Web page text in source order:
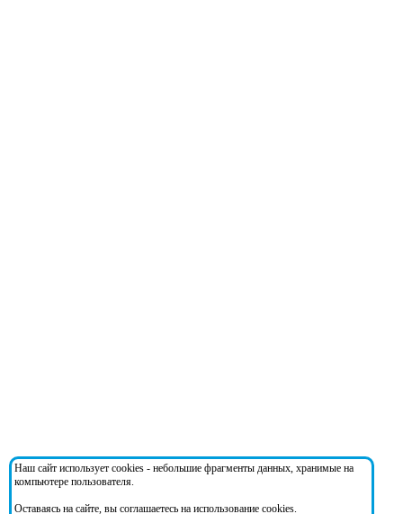
Наш сайт использует cookies - небольшие фрагменты данных, хранимые на
компьютере пользователя.
Оставаясь на сайте, вы соглашаетесь на использование cookies.